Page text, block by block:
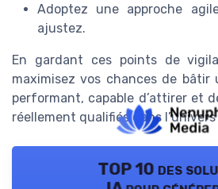
Adoptez une approche
ajustez.
En gardant ces points de
maximisez vos chances de bâtir
performant, capable d’attirer et
réellement qualifiés dans
TOP 10 des